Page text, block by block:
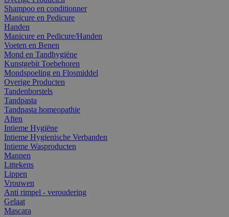
Shampoo en conditionner
Manicure en Pedicure
Handen
Manicure en Pedicure/Handen
Voeten en Benen
Mond en Tandhygiëne
Kunstgebit Toebehoren
Mondspoeling en Flosmiddel
Overige Producten
Tandenborstels
Tandpasta
Tandpasta homeopathie
Aften
Intieme Hygiëne
Intieme Hygienische Verbanden
Intieme Wasproducten
Mannen
Littekens
Lippen
Vrouwen
Anti rimpel - veroudering
Gelaat
Mascara